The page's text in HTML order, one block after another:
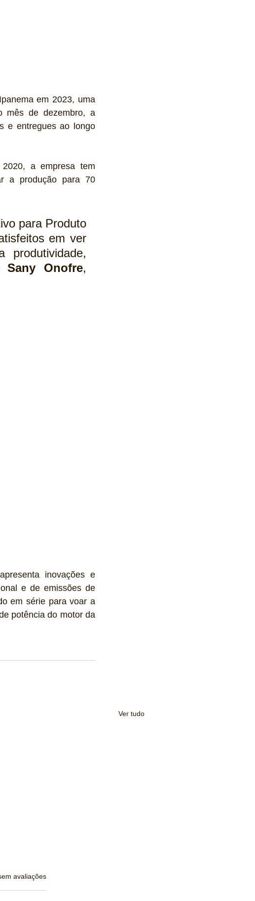
em 2023, uma
mês de dezembro, a
e entregues ao longo
a empresa tem
a produção para 70
para Produto
em ver
Sany Onofre,
inovações e
e de emissões de
em série para voar a
potência do motor da
Ver tudo
estrelas.
avaliações